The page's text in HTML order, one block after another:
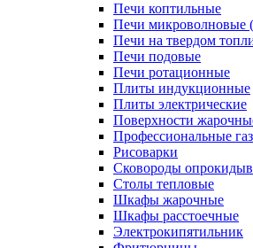
Печи коптильные
Печи микроволновые
Печи на твердом
Печи подовые
Печи ротационные
Плиты индукционные
Плиты электрические
Поверхности
Профессиональные
Рисоварки
Сковороды
Столы тепловые
Шкафы жарочные
Шкафы расстоечные
Электрокипятильник